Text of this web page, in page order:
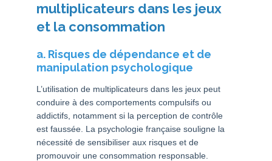
multiplicateurs dans les jeux
et la consommation
a. Risques de dépendance et de
manipulation psychologique
L’utilisation de multiplicateurs dans les jeux peut
conduire à des comportements compulsifs ou
addictifs, notamment si la perception de contrôle
est faussée. La psychologie française souligne la
nécessité de sensibiliser aux risques et de
promouvoir une consommation responsable.